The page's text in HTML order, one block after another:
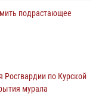
подрастающее
Росгвардии по Курской
мурала